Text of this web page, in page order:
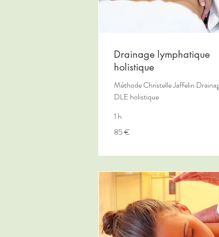
Drainage lymphatique
holistique
Méthode Christelle Jaffelin
DLE holistique
1 h
euros
85 €